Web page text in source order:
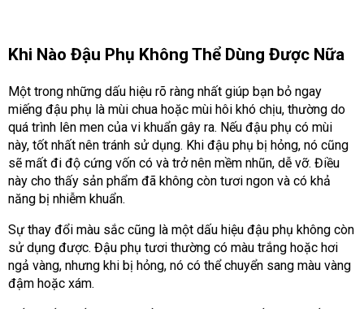
Khi Nào Đậu Phụ Không Thể Dùng Được Nữa
Một trong những dấu hiệu rõ ràng nhất giúp bạn bỏ ngay
miếng đậu phụ là mùi chua hoặc mùi hôi khó chịu, thường do
quá trình lên men của vi khuẩn gây ra. Nếu đậu phụ có mùi
này, tốt nhất nên tránh sử dụng. Khi đậu phụ bị hỏng, nó cũng
sẽ mất đi độ cứng vốn có và trở nên mềm nhũn, dễ vỡ. Điều
này cho thấy sản phẩm đã không còn tươi ngon và có khả
năng bị nhiễm khuẩn.
Sự thay đổi màu sắc cũng là một dấu hiệu đậu phụ không còn
sử dụng được. Đậu phụ tươi thường có màu trắng hoặc hơi
ngả vàng, nhưng khi bị hỏng, nó có thể chuyển sang màu vàng
đậm hoặc xám.